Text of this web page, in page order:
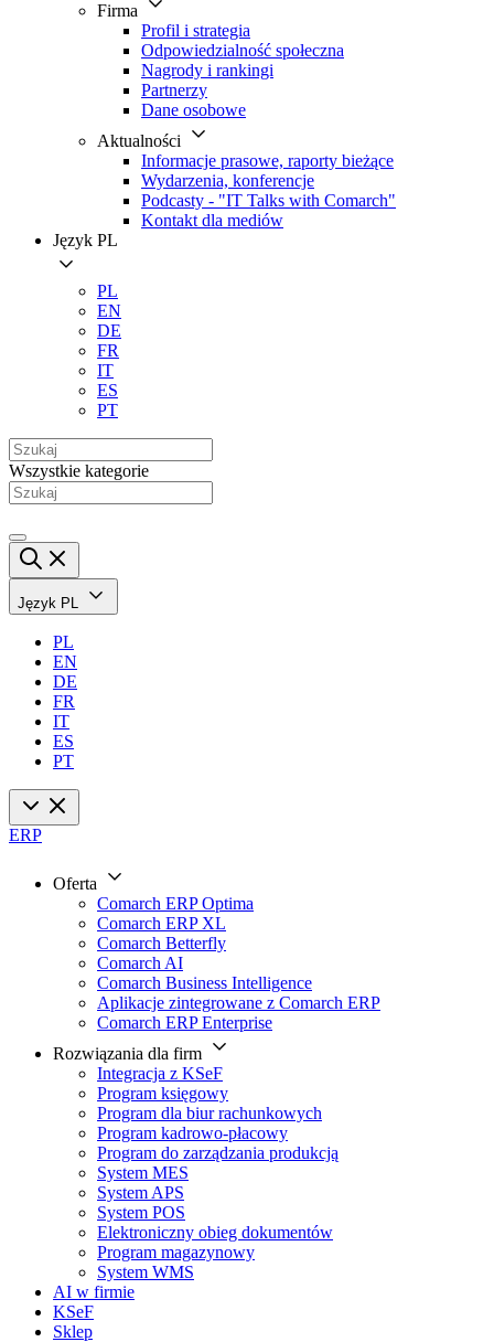
Firma
Profil i strategia
Odpowiedzialność społeczna
Nagrody i rankingi
Partnerzy
Dane osobowe
Aktualności
Informacje prasowe, raporty bieżące
Wydarzenia, konferencje
Podcasty - "IT Talks with Comarch"
Kontakt dla mediów
Język PL
PL
EN
DE
FR
IT
ES
PT
Wszystkie kategorie
Język PL
PL
EN
DE
FR
IT
ES
PT
ERP
Oferta
Comarch ERP Optima
Comarch ERP XL
Comarch Betterfly
Comarch AI
Comarch Business Intelligence
Aplikacje zintegrowane z Comarch ERP
Comarch ERP Enterprise
Rozwiązania dla firm
Integracja z KSeF
Program księgowy
Program dla biur rachunkowych
Program kadrowo-płacowy
Program do zarządzania produkcją
System MES
System APS
System POS
Elektroniczny obieg dokumentów
Program magazynowy
System WMS
AI w firmie
KSeF
Sklep